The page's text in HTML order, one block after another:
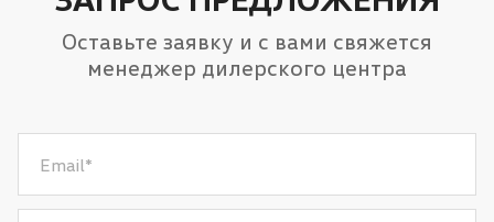
Подогрев передних сидений
Оставьте заявку и с вами свяжется
менеджер дилерского центра
Email*